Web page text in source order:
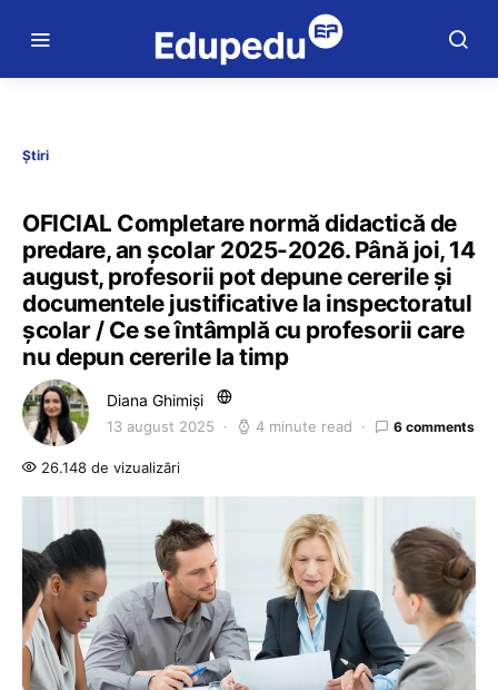
Știri
OFICIAL Completare normă didactică de
predare, an școlar 2025-2026. Până joi, 14
august, profesorii pot depune cererile și
documentele justificative la inspectoratul
școlar / Ce se întâmplă cu profesorii care
nu depun cererile la timp
Diana Ghimiși
13 august 2025 4 minute read 6 comments
26.148 de vizualizări